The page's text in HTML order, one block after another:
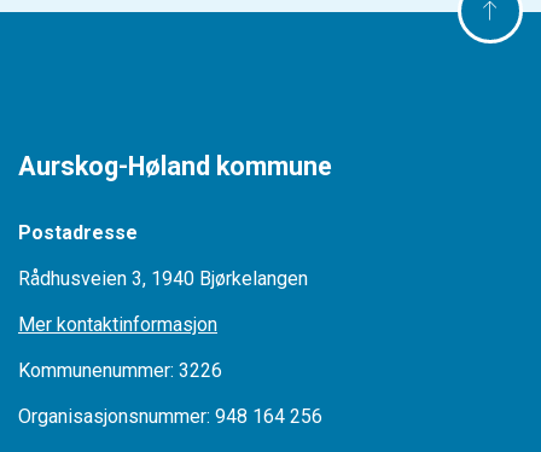
Aurskog-Høland kommune
Postadresse
Rådhusveien 3, 1940 Bjørkelangen
Mer kontaktinformasjon
Kommunenummer: 3226
Organisasjonsnummer: 948 164 256